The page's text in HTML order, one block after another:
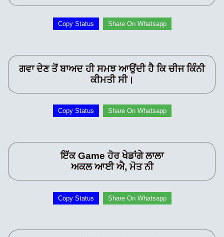
Copy Status Share On Whatsapp
ਗਵਾ ਦੇਣ ਤੋਂ ਬਾਅਦ ਹੀ ਸਮਝ ਆਉਂਦੀ ਹੈ ਕਿ ਚੀਜ ਕਿੰਨੀ
ਕੀਮਤੀ ਸੀ।
Copy Status Share On Whatsapp
ਇੱਕ Game ਹੋਰ ਖੇਡਾਂਗੇ ਲਾਲਾ
ਅਕਲ ਆਈ ਐ, ਮੋਤ ਨੀ
Copy Status Share On Whatsapp